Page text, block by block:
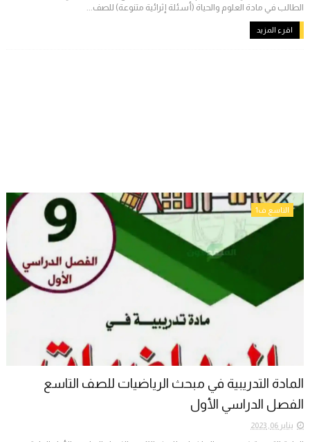
الطالب في مادة العلوم والحياة (أسئلة إثرائية متنوعة) للصف...
اقرء المزيد
التاسع ف1
المادة التدريبية في مبحث الرياضيات للصف التاسع
الفصل الدراسي الأول
يناير 06, 2023